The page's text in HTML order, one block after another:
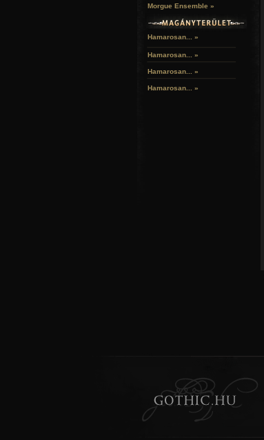
Morgue Ensemble »
Hamarosan... »
Hamarosan... »
Hamarosan... »
Hamarosan... »